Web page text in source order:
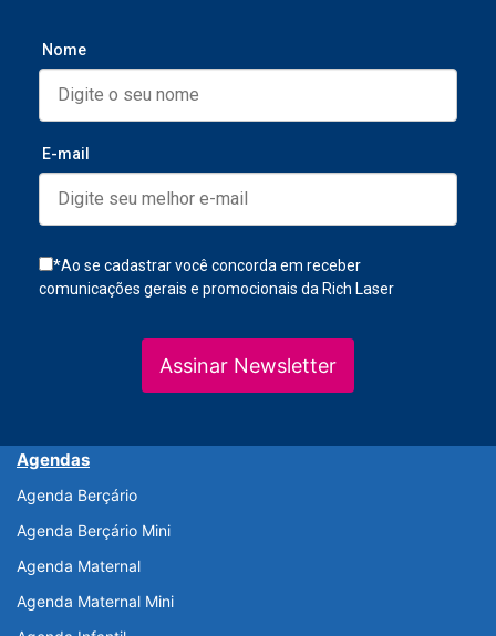
Nome
E-mail
*Ao se cadastrar você concorda em receber
comunicações gerais e promocionais da Rich Laser
Assinar Newsletter
Agendas
Agenda Berçário
Agenda Berçário Mini
Agenda Maternal
Agenda Maternal Mini